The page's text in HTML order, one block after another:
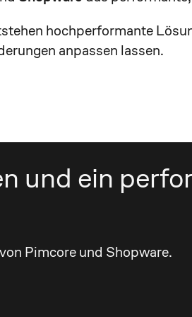
hochperformante
anpassen lassen.
und ein
Pimcore und Shopware.